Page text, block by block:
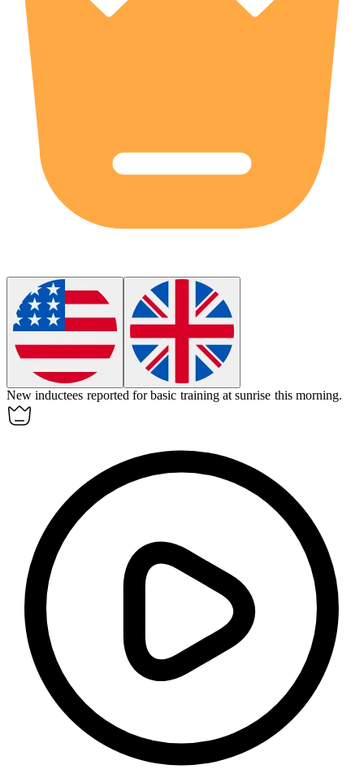
Newinductees reported for basic training at sunrise this morning.